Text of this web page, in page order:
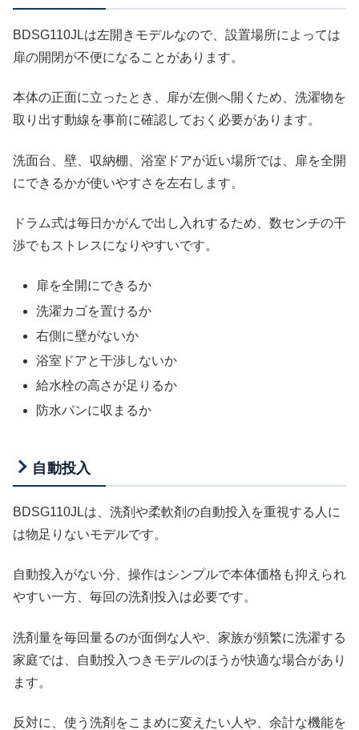
BDSG110JLは左開きモデルなので、設置場所によっては
扉の開閉が不便になることがあります。
本体の正面に立ったとき、扉が左側へ開くため、洗濯物を
取り出す動線を事前に確認しておく必要があります。
洗面台、壁、収納棚、浴室ドアが近い場所では、扉を全開
にできるかが使いやすさを左右します。
ドラム式は毎日かがんで出し入れするため、数センチの干
渉でもストレスになりやすいです。
扉を全開にできるか
洗濯カゴを置けるか
右側に壁がないか
浴室ドアと干渉しないか
給水栓の高さが足りるか
防水パンに収まるか
自動投入
BDSG110JLは、洗剤や柔軟剤の自動投入を重視する人に
は物足りないモデルです。
自動投入がない分、操作はシンプルで本体価格も抑えられ
やすい一方、毎回の洗剤投入は必要です。
洗剤量を毎回量るのが面倒な人や、家族が頻繁に洗濯する
家庭では、自動投入つきモデルのほうが快適な場合があり
ます。
反対に、使う洗剤をこまめに変えたい人や、余計な機能を